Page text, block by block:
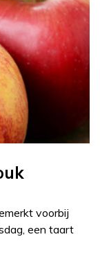
voorbij
een taart